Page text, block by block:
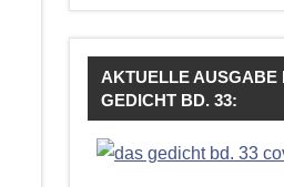
AKTUELLE AUSGABE
GEDICHT BD. 33: